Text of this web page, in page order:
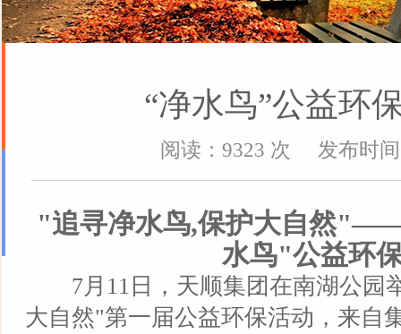
“净水鸟”公益环
阅读：9323 次 发布时间
"追寻净水鸟,保护大自然
水鸟"公益环
7月11日，天顺集团在南湖公园
大自然"第一届公益环保活动，来自